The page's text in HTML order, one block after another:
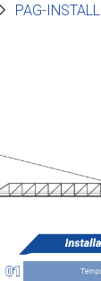
PAG-INSTALL